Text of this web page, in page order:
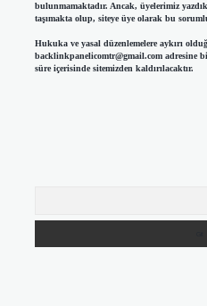
bulunmamaktadır. Ancak, üyelerimiz
taşımakta olup, siteye üye olarak bu
Hukuka ve yasal düzenlemelere aykırı
backlinkpanelicomtr@gmail.comadresine
süre içerisinde sitemizden kaldırılacaktır.